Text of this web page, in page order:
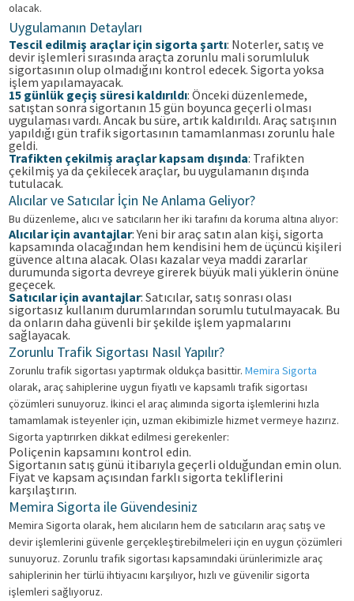
olacak.
Uygulamanın Detayları
Tescil edilmiş araçlar için sigorta şartı: Noterler, satış ve
devir işlemleri sırasında araçta zorunlu mali sorumluluk
sigortasının olup olmadığını kontrol edecek. Sigorta yoksa
işlem yapılamayacak.
15 günlük geçiş süresi kaldırıldı: Önceki düzenlemede,
satıştan sonra sigortanın 15 gün boyunca geçerli olması
uygulaması vardı. Ancak bu süre, artık kaldırıldı. Araç satışının
yapıldığı gün trafik sigortasının tamamlanması zorunlu hale
geldi.
Trafikten çekilmiş araçlar kapsam dışında: Trafikten
çekilmiş ya da çekilecek araçlar, bu uygulamanın dışında
tutulacak.
Alıcılar ve Satıcılar İçin Ne Anlama Geliyor?
Bu düzenleme, alıcı ve satıcıların her iki tarafını da koruma altına alıyor:
Alıcılar için avantajlar: Yeni bir araç satın alan kişi, sigorta
kapsamında olacağından hem kendisini hem de üçüncü kişileri
güvence altına alacak. Olası kazalar veya maddi zararlar
durumunda sigorta devreye girerek büyük mali yüklerin önüne
geçecek.
Satıcılar için avantajlar: Satıcılar, satış sonrası olası
sigortasız kullanım durumlarından sorumlu tutulmayacak. Bu
da onların daha güvenli bir şekilde işlem yapmalarını
sağlayacak.
Zorunlu Trafik Sigortası Nasıl Yapılır?
Zorunlu trafik sigortası yaptırmak oldukça basittir. Memira Sigorta
olarak, araç sahiplerine uygun fiyatlı ve kapsamlı trafik sigortası
çözümleri sunuyoruz. İkinci el araç alımında sigorta işlemlerini hızla
tamamlamak isteyenler için, uzman ekibimizle hizmet vermeye hazırız.
Sigorta yaptırırken dikkat edilmesi gerekenler:
Poliçenin kapsamını kontrol edin.
Sigortanın satış günü itibarıyla geçerli olduğundan emin olun.
Fiyat ve kapsam açısından farklı sigorta tekliflerini
karşılaştırın.
Memira Sigorta ile Güvendesiniz
Memira Sigorta olarak, hem alıcıların hem de satıcıların araç satış ve
devir işlemlerini güvenle gerçekleştirebilmeleri için en uygun çözümleri
sunuyoruz. Zorunlu trafik sigortası kapsamındaki ürünlerimizle araç
sahiplerinin her türlü ihtiyacını karşılıyor, hızlı ve güvenilir sigorta
işlemleri sağlıyoruz.